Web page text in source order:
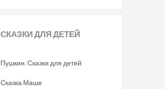
СКАЗКИДЛЯ ДЕТЕЙ
Пушкин. Сказки для детей
Сказка Маше